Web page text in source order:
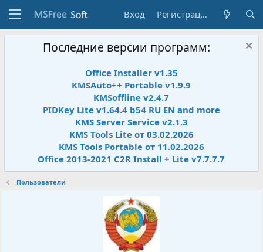
Вход Регистрация
Последние версии программ:
Office Installer v1.35
KMSAuto++ Portable v1.9.9
KMSoffline v2.4.7
PIDKey Lite v1.64.4 b54 RU EN and more
KMS Server Service v2.1.3
KMS Tools Lite от 03.02.2026
KMS Tools Portable от 11.02.2026
Office 2013-2021 C2R Install + Lite v7.7.7.7
Пользователи